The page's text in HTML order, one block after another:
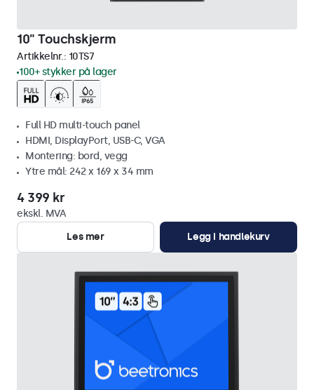
10" Touchskjerm
Artikkelnr.: 10TS7
100+ stykker på lager
Full HD multi-touch panel
HDMI, DisplayPort, USB-C, VGA
Montering: bord, vegg
Ytre mål: 242 x 169 x 34 mm
4 399 kr
ekskl. MVA
Les mer
Legg i handlekurv